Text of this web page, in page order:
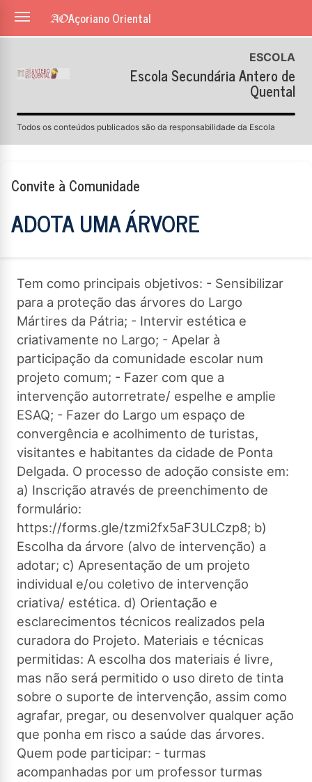
Açoriano Oriental
ESCOLA
Escola Secundária Antero de
Quental
Todos os conteúdos publicados são da responsabilidade da Escola
Convite à Comunidade
ADOTA UMA ÁRVORE
Tem como principais objetivos: - Sensibilizar
para a proteção das árvores do Largo
Mártires da Pátria; - Intervir estética e
criativamente no Largo; - Apelar à
participação da comunidade escolar num
projeto comum; - Fazer com que a
intervenção autorretrate/ espelhe e amplie
ESAQ; - Fazer do Largo um espaço de
convergência e acolhimento de turistas,
visitantes e habitantes da cidade de Ponta
Delgada. O processo de adoção consiste em:
a) Inscrição através de preenchimento de
formulário:
https://forms.gle/tzmi2fx5aF3ULCzp8; b)
Escolha da árvore (alvo de intervenção) a
adotar; c) Apresentação de um projeto
individual e/ou coletivo de intervenção
criativa/ estética. d) Orientação e
esclarecimentos técnicos realizados pela
curadora do Projeto. Materiais e técnicas
permitidas: A escolha dos materiais é livre,
mas não será permitido o uso direto de tinta
sobre o suporte de intervenção, assim como
agrafar, pregar, ou desenvolver qualquer ação
que ponha em risco a saúde das árvores.
Quem pode participar: - turmas
acompanhadas por um professor turmas